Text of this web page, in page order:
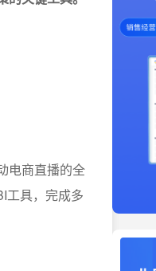
电商直播的全
工具，完成多